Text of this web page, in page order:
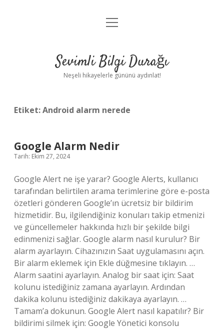
Anasayfa
Yasal Uyarı
menüyü
Sevimli Bilgi Durağı
Neşeli hikayelerle gününü aydınlat!
Etiket:Android alarm nerede
Google Alarm Nedir
Tarih: Ekim 27, 2024
Google Alert ne işe yarar? Google Alerts, kullanıcı
tarafından belirtilen arama terimlerine göre e-posta
özetleri gönderen Google’ın ücretsiz bir bildirim
hizmetidir. Bu, ilgilendiğiniz konuları takip etmenizi
ve güncellemeler hakkında hızlı bir şekilde bilgi
edinmenizi sağlar. Google alarm nasıl kurulur? Bir
alarm ayarlayın. Cihazınızın Saat uygulamasını açın.
Bir alarm eklemek için Ekle düğmesine tıklayın. …
Alarm saatini ayarlayın. Analog bir saat için: Saat
kolunu istediğiniz zamana ayarlayın. Ardından
dakika kolunu istediğiniz dakikaya ayarlayın. …
Tamam’a dokunun. Google Alert nasıl kapatılır? Bir
bildirimi silmek için: Google Yönetici konsolu